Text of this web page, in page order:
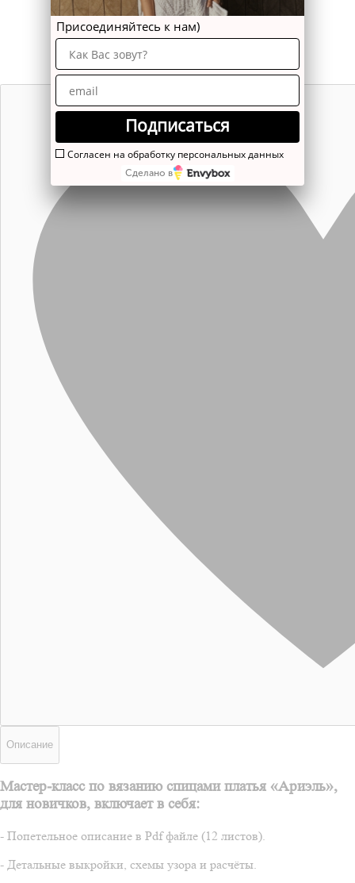
Описание
Мастер-класс по вязанию спицами платья «Ариэль»,
для новичков, включает в себя:
- Попетельное описание в Pdf файле (12 листов).
- Детальные выкройки, схемы узора и расчёты.
Присоединяйтесь к нам)
Подписаться
Согласен на обработку персональных данных
Сделано в